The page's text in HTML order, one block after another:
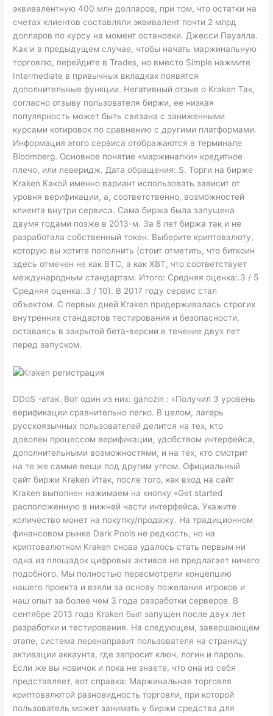
эквивалентную 400 млн долларов, при том, что остатки на
счетах клиентов составляли эквивалент почти 2 млрд
долларов по курсу на момент остановки. Джесси Пауэлла.
Как и в предыдущем случае, чтобы начать маржинальную
торговлю, перейдите в Trades, но вместо Simple нажмите
Intermediate в привычных вкладках появятся
дополнительные функции. Негативный отзыв о Kraken Так,
согласно отзыву пользователя биржи, ее низкая
популярность может быть связана с заниженными
курсами котировок по сравнению с другими платформами.
Информация этого сервиса отображаются в терминале
Bloomberg. Основное понятие «маржиналки» кредитное
плечо, или леверидж. Дата обращения:.S. Торги на бирже
Kraken Какой именно вариант использовать зависит от
уровня верификации, а, соответственно, возможностей
клиента внутри сервиса. Сама биржа была запущена
двумя годами позже в 2013-м. За 8 лет биржа так и не
разработала собственный токен. Выберите криптовалюту,
которую вы хотите пополнить (стоит отметить, что биткоин
здесь отмечен не как BTC, а как XBT, что соответствует
международным стандартам. Итого: Средняя оценка:.3 / 5
Средняя оценка:.3 / 10). В 2017 году сервис стал
объектом. С первых дней Kraken придерживалась строгих
внутренних стандартов тестирования и безопасности,
оставаясь в закрытой бета-версии в течение двух лет
перед запуском.
DDoS -атак. Вот один из них: ganozin : «Получил 3 уровень
верификации сравнительно легко. В целом, лагерь
русскоязычных пользователей делится на тех, кто
доволен процессом верификации, удобством интерфейса,
дополнительными возможностями, и на тех, кто смотрит
на те же самые вещи под другим углом. Официальный
сайт биржи Kraken Итак, после того, как вход на сайт
Kraken выполнен нажимаем на кнопку «Get started
расположенную в нижней части интерфейса. Укажите
количество монет на покупку/продажу. На традиционном
финансовом рынке Dark Pools не редкость, но на
криптовалютном Kraken снова удалось стать первым ни
одна из площадок цифровых активов не предлагает ничего
подобного. Мы полностью пересмотрели концепцию
нашего проекта и взяли за основу пожелания игроков и
наш опыт за более чем 3 года разработки серверов. В
сентябре 2013 года Kraken был запущен после двух лет
разработки и тестирования. На следующем, завершающем
этапе, система перенаправит пользователя на страницу
активации аккаунта, где запросит ключ, логин и пароль.
Если же вы новичок и пока не знаете, что она из себя
представляет, вот справка: Маржинальная торговля
криптовалютой разновидность торговли, при которой
пользователь может занимать у биржи средства для